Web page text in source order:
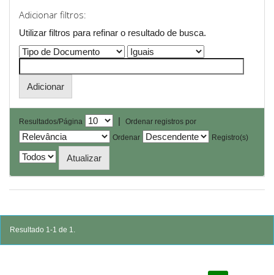
Adicionar filtros:
Utilizar filtros para refinar o resultado de busca.
Resultados/Página |
Ordenar registros por
Ordenar
Registro(s)
Resultado 1-1 de 1.